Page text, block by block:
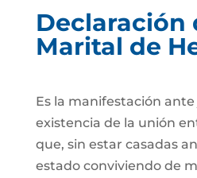
Declaración
Marital de
Es la manifestación
existencia de la unión
que, sin estar casadas
estado conviviendo de